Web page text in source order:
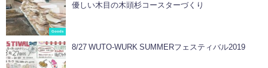
Goods
優しい木目の木頭杉コースターづくり
8/27 WUTO-WURK SUMMERフェスティバル2019